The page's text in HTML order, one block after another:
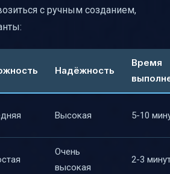
с ручным созданием,
Надёжность
Время
Высокая 5-10
Очень
высокая
2-3